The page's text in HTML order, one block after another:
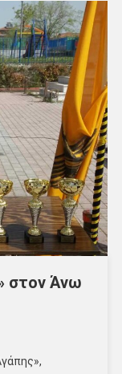
στον Άνω